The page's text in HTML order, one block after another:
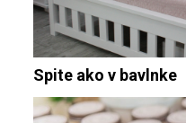
Spite ako v bavlnke